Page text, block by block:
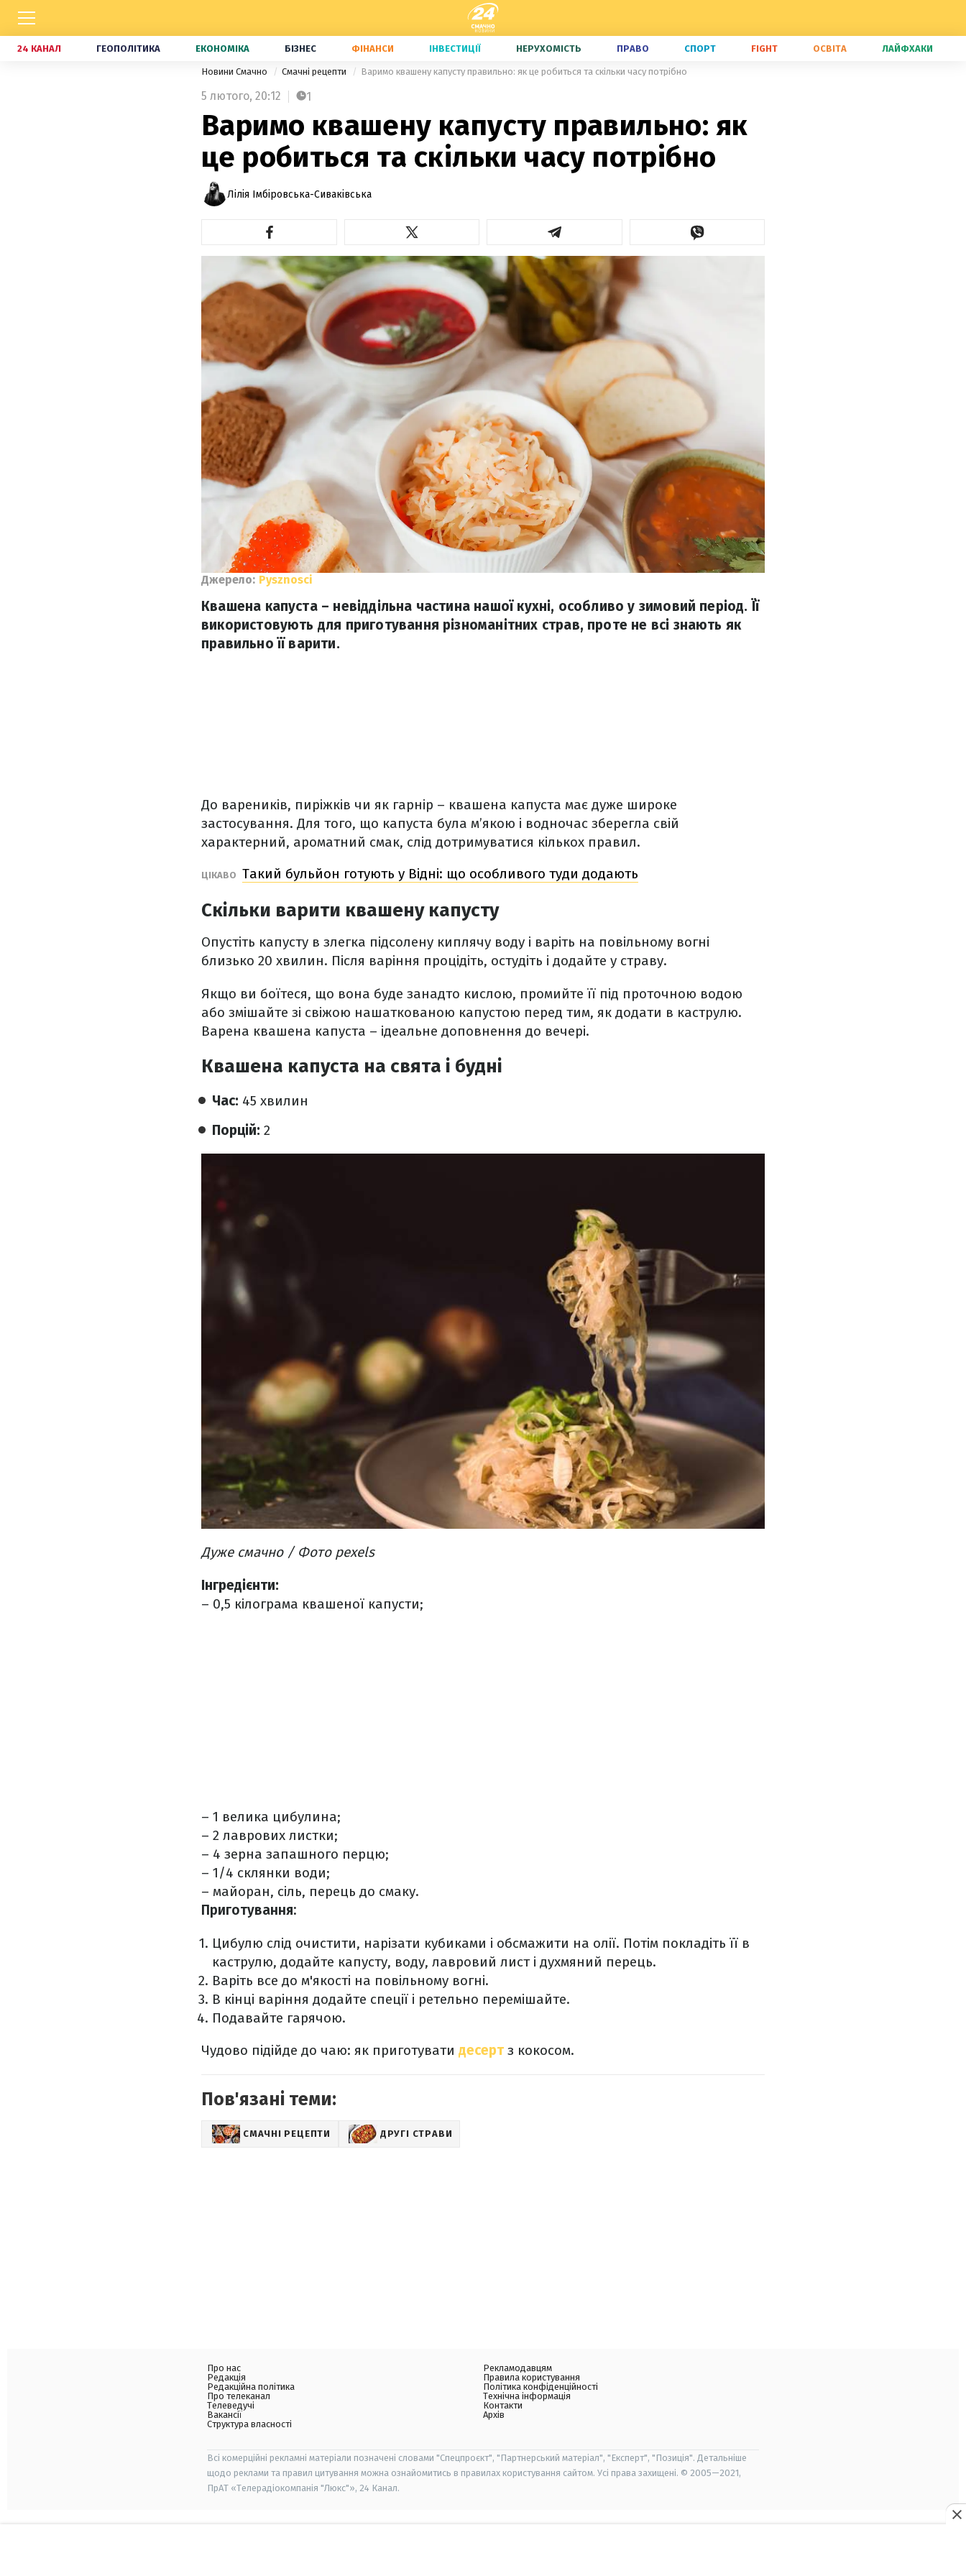
24 КАНАЛ ГЕОПОЛІТИКА ЕКОНОМІКА БІЗНЕС ФІНАНСИ ІНВЕСТИЦІЇ НЕРУХОМІСТЬ ПРАВО СПОРТ FIGHT ОСВІТА ЛАЙФХАКИ
Новини Смачно Смачні рецепти Варимо квашену капусту правильно: як це робиться та скільки часу потрібно
5 лютого, 20:12 1
Варимо квашену капусту правильно: як
це робиться та скільки часу потрібно
Лілія Імбіровська-Сиваківська
Джерело: Pysznosci
Квашена капуста – невіддільна частина нашої кухні, особливо у зимовий період. Її
використовують для приготування різноманітних страв, проте не всі знають як
правильно її варити.
До вареників, пиріжків чи як гарнір – квашена капуста має дуже широке
застосування. Для того, що капуста була м’якою і водночас зберегла свій
характерний, ароматний смак, слід дотримуватися кількох правил.
ЦІКАВО Такий бульйон готують у Відні: що особливого туди додають
Скільки варити квашену капусту
Опустіть капусту в злегка підсолену киплячу воду і варіть на повільному вогні
близько 20 хвилин. Після варіння процідіть, остудіть і додайте у страву.
Якщо ви боїтеся, що вона буде занадто кислою, промийте її під проточною водою
або змішайте зі свіжою нашаткованою капустою перед тим, як додати в каструлю.
Варена квашена капуста – ідеальне доповнення до вечері.
Квашена капуста на свята і будні
Час: 45 хвилин
Порцій: 2
Дуже смачно / Фото pexels
Інгредієнти:
– 0,5 кілограма квашеної капусти;
– 1 велика цибулина;
– 2 лаврових листки;
– 4 зерна запашного перцю;
– 1/4 склянки води;
– майоран, сіль, перець до смаку.
Приготування:
Цибулю слід очистити, нарізати кубиками і обсмажити на олії. Потім покладіть її в
каструлю, додайте капусту, воду, лавровий лист і духмяний перець.
Варіть все до м'якості на повільному вогні.
В кінці варіння додайте спеції і ретельно перемішайте.
Подавайте гарячою.
Чудово підійде до чаю: як приготувати десерт з кокосом.
Пов'язані теми:
СМАЧНІ РЕЦЕПТИ ДРУГІ СТРАВИ
Про нас
Редакція
Редакційна політика
Про телеканал
Телеведучі
Вакансії
Структура власності
Рекламодавцям
Правила користування
Політика конфіденційності
Технічна інформація
Контакти
Архів
Всі комерційні рекламні матеріали позначені словами "Спецпроєкт", "Партнерський матеріал", "Експерт", "Позиція". Детальніше
щодо реклами та правил цитування можна ознайомитись в правилах користування сайтом. Усі права захищені. © 2005—2021,
ПрАТ «Телерадіокомпанія "Люкс"», 24 Канал.